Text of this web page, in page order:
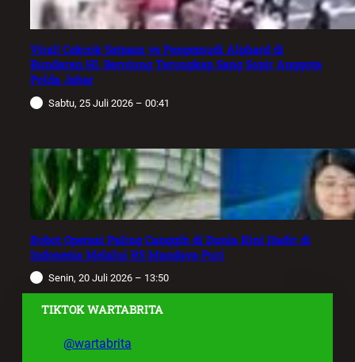
Viral! Cekcok Satpam vs Pengemudi Alphard di
Bundaran HI, Berujung Terungkap Sang Sopir Anggota
Polda Jabar
Sabtu, 25 Juli 2026 – 00:41
Robot Operasi Paling Canggih di Dunia Kini Hadir di
Indonesia Melalui RS Mandaya Puri
Senin, 20 Juli 2026 – 13:50
TIKTOK WARTABRITA
@wartabrita